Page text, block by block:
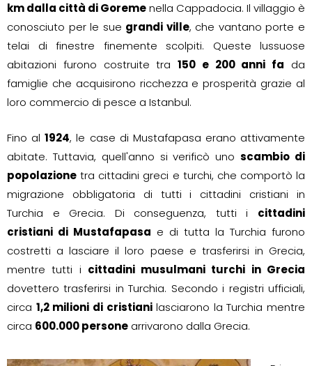
km dalla città di Goremenella Cappadocia. Il villaggio è
conosciuto per le sue grandi ville, che vantano porte e
telai di finestre finemente scolpiti. Queste lussuose
abitazioni furono costruite tra150 e 200 anni fa da
famiglie che acquisirono ricchezza e prosperità grazie al
loro commercio di pesce a Istanbul.
Fino al1924, le case di Mustafapasa erano attivamente
abitate. Tuttavia, quell'anno si verificò unoscambio di
popolazione tra cittadini greci e turchi, che comportò la
migrazione obbligatoria di tutti i cittadini cristiani in
Turchia e Grecia. Di conseguenza, tutti i cittadini
cristiani di Mustafapasa e di tutta la Turchia furono
costretti a lasciare il loro paese e trasferirsi in Grecia,
mentre tutti i cittadini musulmani turchi in Grecia
dovettero trasferirsi in Turchia. Secondo i registri ufficiali,
circa 1,2 milioni di cristianilasciarono la Turchia mentre
circa 600.000 persone arrivarono dalla Grecia.